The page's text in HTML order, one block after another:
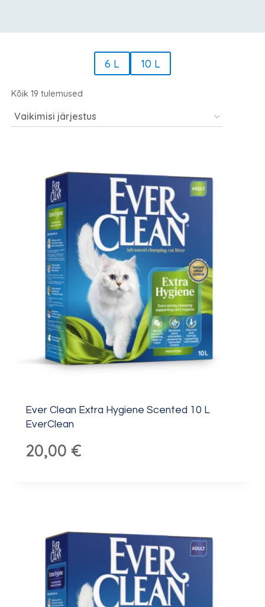
6 L 10 L
Kõik 19 tulemused
Ever Clean Extra Hygiene Scented 10 L
EverClean
20,00€